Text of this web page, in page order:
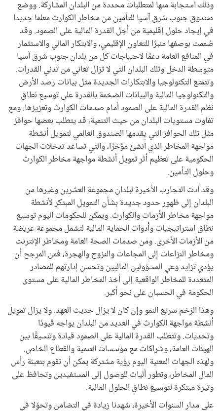
وذلك استجابة منها لمتطلبات محددة من البلدان المشاركة. ووضع
صندوق جنوب شرق آسيا للتأمين من مخاطر الكوارث معلما جديدا
في إيجاد حلول إقليمية من أجل القدرة المالية على الصمود. وقد
صُممت بوصفها منبرًا للتعاون الإقليمي، والابتكار المالي والاستثمار
في المنافع العامة دعمًا لاحتياجات كل من بلدان جنوب شرق آسيا
متوسطة الدخل وتلك البلدان التي لا تزال تعاني من تدني القدرات.
وتتمتع التكنولوجيا والابتكارات الجديدة مثل بيانات رصد الأرض
والتكنولوجيا المالية والبيانات الضخمة بالقدرة على توسيع نطاق
نظم القدرة المالية على الصمود أمام صدمات الكوارث وتعزيزها. ومع
تفاوت مستويات البلدان من حيث التنمية، قد يتطلب بعضها حوافز
مثل تلك الحوافز التي يقدمها الصندوق العالمي لتمويل أنشطة
مواجهة المخاطر الذي أُنشئ مؤخرًا، والتي تساعد تدخلات الجهات
الحكومية على تعظيم أثر تمويل أنشطة مواجهة مخاطر الكوارث
وحلول التأمين.
وقد أدت التجارب الأخيرة لبلدان مجموعة العشرين وغيرها من
البلدان إلى ظهور حدود جديدة بشأن التمويل المبتكر لأنشطة
مواجهة مخاطر الأزمات والكوارث. ويمكن للحكومات اليوم توسيع
نطاق استراتيجيات وأدوات الحماية المالية لتشمل مجموعة عريضة
من الأزمات الأخرى. ومن صدمات الصحة العامة ومخاطر الإنترنت
ومخاطر النزاعات إلى المجاعات والنزوح والهجرة، فمن المرجح أن
يؤدي تزايد وعي المسؤولين الماليين وتحسن إدارتهم للمصادر
المتعددة للمخاطر الواقعية إلى أخذ المخاطر المالية على مستوى
الحكومة في الحسبان على نحو أكبر.
وهذا الزخم سريع النمو وإن كان لا يزال حديث العهد. ولا يزال تمويل
أنشطة مواجهة الكوارث في العديد من البلدان يواجه قيودًا
وتحديات. وتتطلب القدرة المالية على الصمود قيادة وتنسيقًا بين
الهيئات العامة، وشراكات مع مؤسسات التنمية والقطاع الخاص.
ولهذه الجهات المعنية اليوم رؤية مشتركة يمكن أن تقوم بتعبئة رأس
المال المخاطر، وتطور آليات للوصول إلى المستفيدين وتحافظ على
وتيرة مبتكرة لتوسيع نطاق الحلول المالية.
على مدار السنوات الأخيرة، شهدنا زيادة في التضامن وتحوّلا في